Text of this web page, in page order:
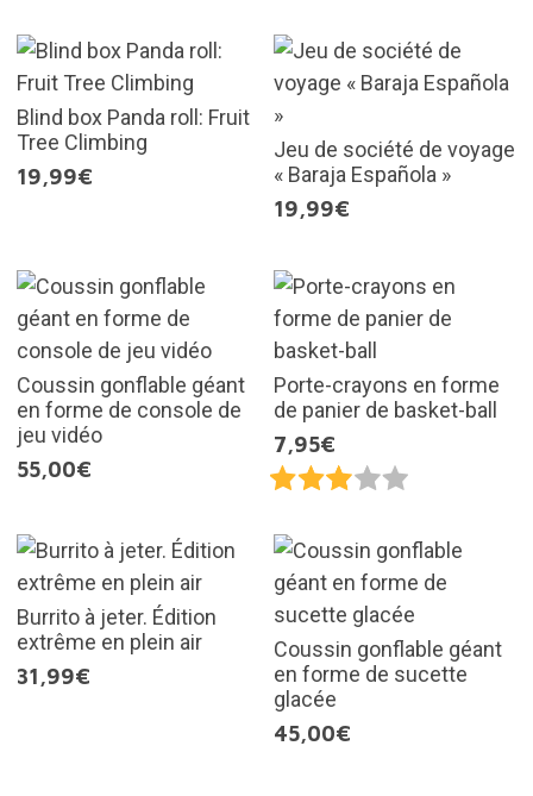
Blind box Panda roll: Fruit
Tree Climbing
19,99€
Jeu de société de voyage
« Baraja Española »
19,99€
Coussin gonflable géant
en forme de console de
jeu vidéo
55,00€
Porte-crayons en forme
de panier de basket-ball
7,95€
Burrito à jeter. Édition
extrême en plein air
31,99€
Coussin gonflable géant
en forme de sucette
glacée
45,00€